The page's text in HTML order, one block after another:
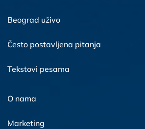
Beograd uživo
Često postavljena pitanja
Tekstovi pesama
O nama
Marketing